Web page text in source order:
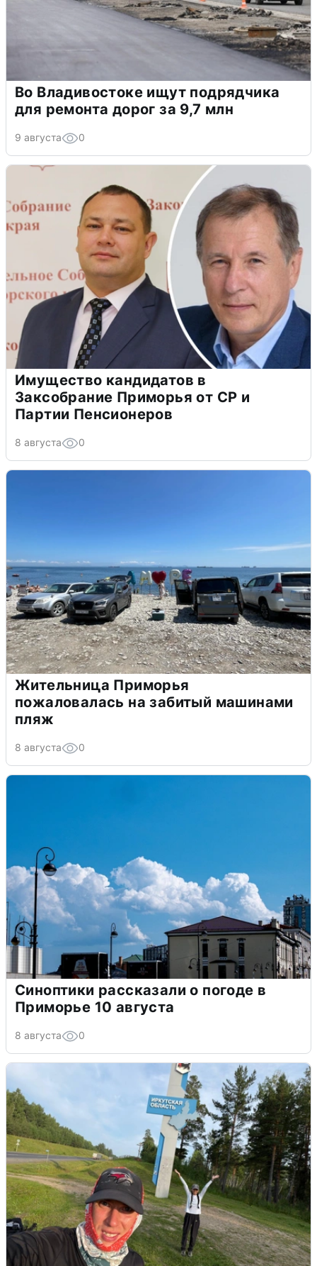
Во Владивостоке ищут подрядчика
для ремонта дорог за 9,7 млн
9 августа 0
Имущество кандидатов в
Заксобрание Приморья от СР и
Партии Пенсионеров
8 августа 0
Жительница Приморья
пожаловалась на забитый машинами
пляж
8 августа 0
Синоптики рассказали о погоде в
Приморье 10 августа
8 августа 0